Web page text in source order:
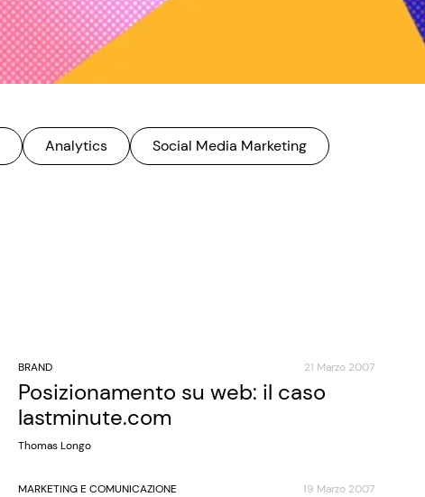
Analytics
Social Media Marketing
BRAND 21 Marzo 2007
Posizionamento su web: il caso
lastminute.com
Thomas Longo
MARKETING E COMUNICAZIONE 19 Marzo 2007